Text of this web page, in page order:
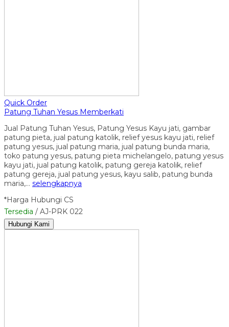
Quick Order
Patung Tuhan Yesus Memberkati
Jual Patung Tuhan Yesus, Patung Yesus Kayu jati, gambar
patung pieta, jual patung katolik, relief yesus kayu jati, relief
patung yesus, jual patung maria, jual patung bunda maria,
toko patung yesus, patung pieta michelangelo, patung yesus
kayu jati, jual patung katolik, patung gereja katolik, relief
patung gereja, jual patung yesus, kayu salib, patung bunda
maria,… selengkapnya
*Harga Hubungi CS
Tersedia / AJ-PRK 022
Hubungi Kami